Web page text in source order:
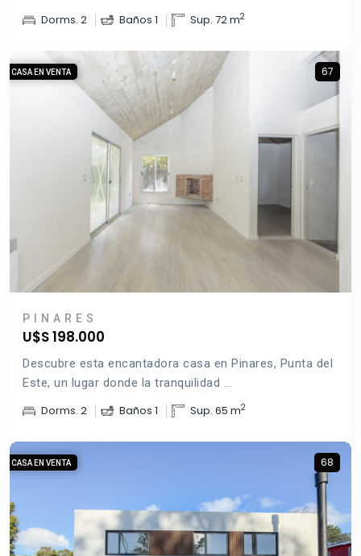
Dorms. 2 Baños 1 Sup. 72 m2
CASA EN VENTA 67
PINARES
U$S 198.000
Descubre esta encantadora casa en Pinares, Punta del
Este, un lugar donde la tranquilidad ...
Dorms. 2 Baños 1 Sup. 65 m2
CASA EN VENTA 68